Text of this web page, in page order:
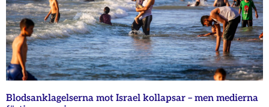
Blodsanklagelserna mot Israel kollapsar – men medierna